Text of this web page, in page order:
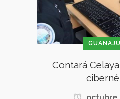
Contará